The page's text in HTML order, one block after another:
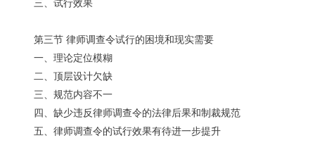
三、试行效果
第三节 律师调查令试行的困境和现实需要
一、理论定位模糊
二、顶层设计欠缺
三、规范内容不一
四、缺少违反律师调查令的法律后果和制裁规范
五、律师调查令的试行效果有待进一步提升